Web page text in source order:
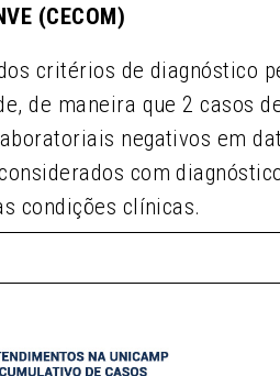
(CECOM)
critérios de diagnóstico
de maneira que 2 casos
negativos em
com
condições clínicas.